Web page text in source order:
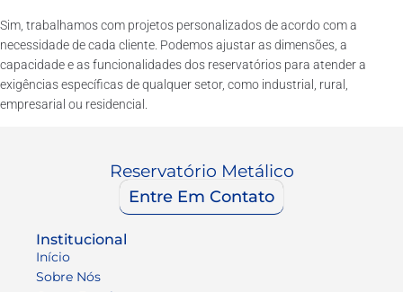
Sim, trabalhamos com projetos personalizados de acordo com a
necessidade de cada cliente. Podemos ajustar as dimensões, a
capacidade e as funcionalidades dos reservatórios para atender a
exigências específicas de qualquer setor, como industrial, rural,
empresarial ou residencial.
Reservatório Metálico
Entre Em Contato
Institucional
Início
Sobre Nós